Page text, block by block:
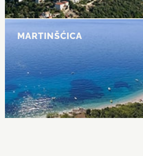
MARTINŠĆICA
MARTINŠĆICA
Wunderschöne, wilde Strände
unberührter Natur.
MEHR ERFAHREN